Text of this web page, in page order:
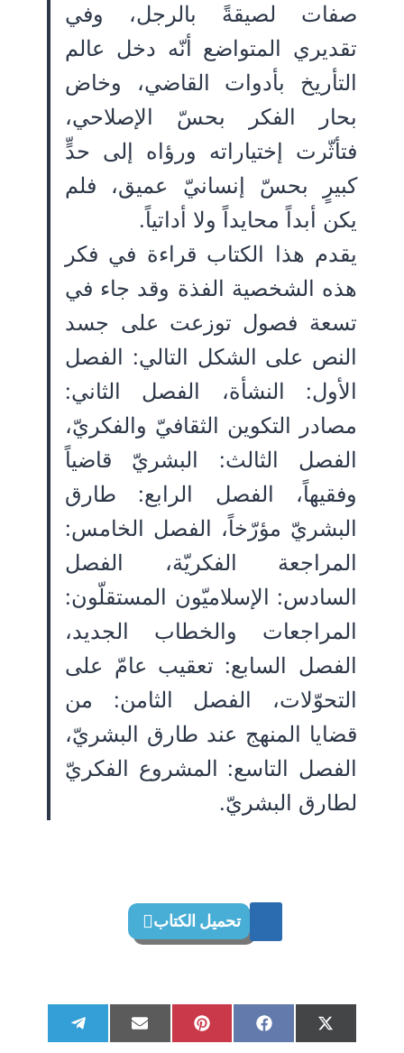
صفات لصيقةً بالرجل، وفي
تقديري المتواضع أنّه دخل عالم
التأريخ بأدوات القاضي، وخاض
بحار الفكر بحسّ الإصلاحي،
فتأثّرت إختياراته ورؤاه إلى حدٍّ
كبيرٍ بحسّ إنسانيّ عميق، فلم
يكن أبداً محايداً ولا أداتياً.
يقدم هذا الكتاب قراءة في فكر
هذه الشخصية الفذة وقد جاء في
تسعة فصول توزعت على جسد
النص على الشكل التالي: الفصل
الأول: النشأة، الفصل الثاني:
مصادر التكوين الثقافيّ والفكريّ،
الفصل الثالث: البشريّ قاضياً
وفقيهاً، الفصل الرابع: طارق
البشريّ مؤرّخاً، الفصل الخامس:
المراجعة الفكريّة، الفصل
السادس: الإسلاميّون المستقلّون:
المراجعات والخطاب الجديد،
الفصل السابع: تعقيب عامّ على
التحوّلات، الفصل الثامن: من
قضايا المنهج عند طارق البشريّ،
الفصل التاسع: المشروع الفكريّ
لطارق البشريّ.
تحميل الكتاب
S
h
X
(
S
h
F
a
S
h
P
i
S
h
E
m
S
h
T
e